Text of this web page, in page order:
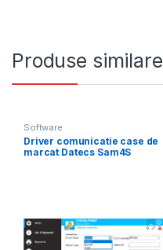
Produse similare
Software
Driver comunicatie case de
marcat Datecs Sam4S